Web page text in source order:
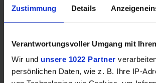
Zustimmung Details
Verantwortungsvoller Umgang mit
Wir und unsere 1022 Partner
persönlichen Daten, wie z. B. Ihre IP-
HDMI
1x